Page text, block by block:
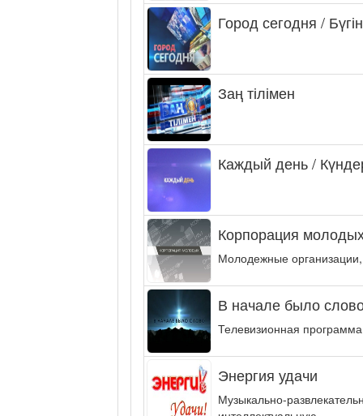
Город сегодня /
Заң тілімен
Каждый день /
Корпорация
Молодежные
В начале было
Телевизионная
Энергия удачи
Музыкально-